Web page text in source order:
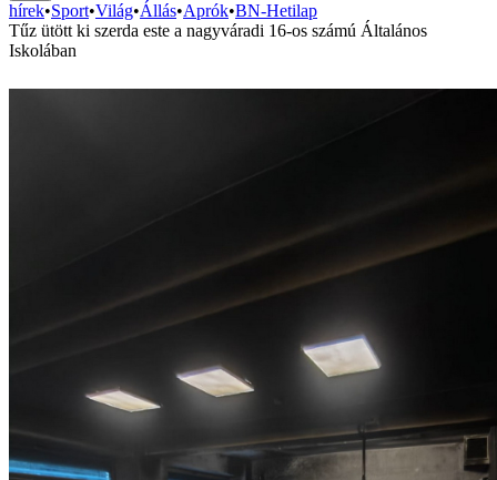
hírek•Sport•Világ•Állás•Aprók•BN-Hetilap
Tűz ütött ki szerda este a nagyváradi 16-os számú Általános
Iskolában